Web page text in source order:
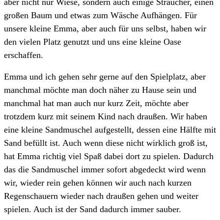
großen Baum und etwas zum Wäsche Aufhängen. Für
unsere kleine Emma, aber auch für uns selbst, haben wir
den vielen Platz genutzt und uns eine kleine Oase
erschaffen.
Emma und ich gehen sehr gerne auf den Spielplatz, aber
manchmal möchte man doch näher zu Hause sein und
manchmal hat man auch nur kurz Zeit, möchte aber
trotzdem kurz mit seinem Kind nach draußen. Wir haben
eine kleine Sandmuschel aufgestellt, dessen eine Hälfte mit
Sand befüllt ist. Auch wenn diese nicht wirklich groß ist,
hat Emma richtig viel Spaß dabei dort zu spielen. Dadurch
das die Sandmuschel immer sofort abgedeckt wird wenn
wir, wieder rein gehen können wir auch nach kurzen
Regenschauern wieder nach draußen gehen und weiter
spielen. Auch ist der Sand dadurch immer sauber.